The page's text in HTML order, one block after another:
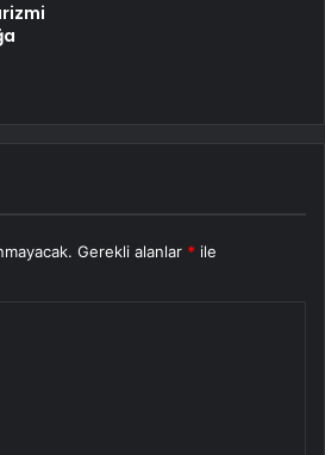
Gerekli alanlar * ile